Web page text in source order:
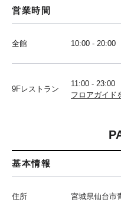
営業時間
全館 10:00 - 20:00
9Fレストラン
11:00 - 23:00
フロアガイド
基本情報
住所 宮城県仙台市